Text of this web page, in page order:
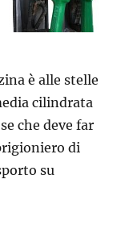
è alle stelle
cilindrata
che deve far
di
su